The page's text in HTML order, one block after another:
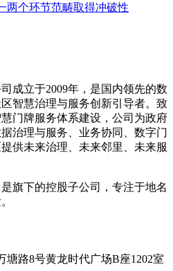
两个环节范畴取得冲破性
成立于2009年，是国内领先的数
智慧治理与服务创新引导者。致
门牌服务体系建设，公司为政府
治理与服务、业务协同、数字门
供未来治理、未来邻里、未来服
旗下的控股子公司，专注于地名
塘路8号黄龙时代广场B座1202室